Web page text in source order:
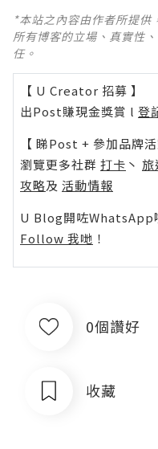
*本站之內容由作者所提供
所有博客的立場、真實性
任。
【 U Creator 招募 】
出Post賺現金獎賞 l 登
【 睇Post + 參加品牌活
瀏覽更多社群 打卡 丶 旅
攻略及 活動情報
U Blog開咗WhatsApp
Follow 我哋 ！
0個讚好
收藏